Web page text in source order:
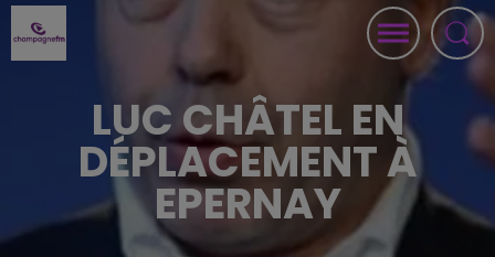
LUC CHÂTEL EN
DÉPLACEMENT À
EPERNAY